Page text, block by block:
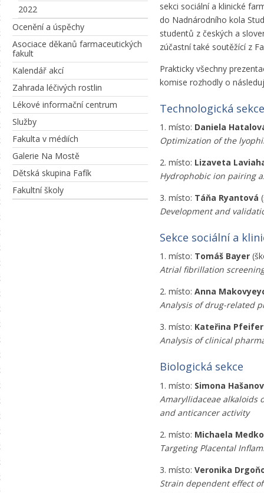
2022
Ocenění a úspěchy
Asociace děkanů farmaceutických
fakult
Kalendář akcí
Zahrada léčivých rostlin
Lékové informační centrum
Služby
Fakulta v médiích
Galerie Na Mostě
Dětská skupina Fafík
Fakultní školy
sekci sociální a klinické
do Nadnárodního kola
studentů z českých a
zúčastní také soutěžící z
Prakticky všechny
komise rozhodly o
Technologická sekce
1. místo: Daniela
Optimization of the
2. místo: Lizaveta
Hydrophobic ion pairing
3. místo: Táňa Ryantová
Development and
Sekce sociální a
1. místo: Tomáš Bayer
Atrial fibrillation
2. místo: Anna
Analysis of drug-related
3. místo: Kateřina
Analysis of clinical
Biologická sekce
1. místo: Simona
Amaryllidaceae alkaloids
and anticancer activity
2. místo: Michaela
Targeting Placental
3. místo: Veronika
Strain dependent effect